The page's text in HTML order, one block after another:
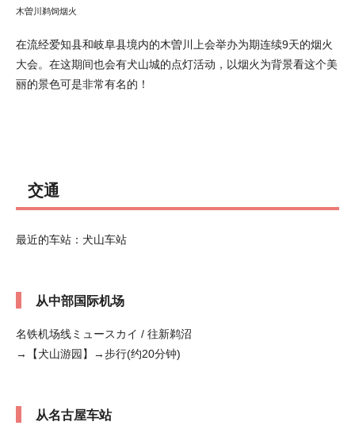
木曽川鹈饲烟火
在流经爱知县和岐阜县境内的木曽川上会举办为期连续9天的烟火
大会。在这期间也会有犬山城的点灯活动，以烟火为背景看这个美
丽的景色可是非常有名的！
交通
最近的车站：犬山车站
从中部国际机场
名铁机场线ミュースカイ / 往新鹈沼
→【犬山游园】→步行(约20分钟)
从名古屋车站